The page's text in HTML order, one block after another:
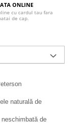
ONLINE
cu cardul tau fara
de cap.
naturală de
de